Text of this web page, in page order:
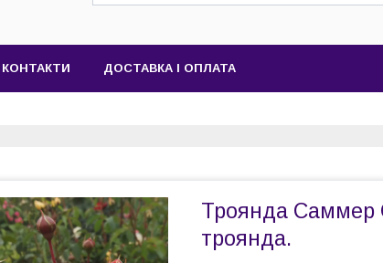
КОНТАКТИ ДОСТАВКА І ОПЛАТА
Троянда Саммер
троянда.